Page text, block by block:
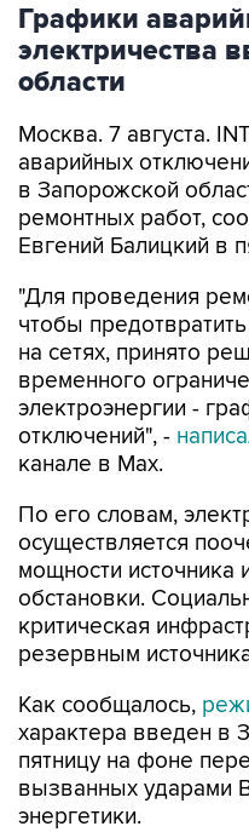
Графики
электричества
области
Москва. 7 августа.
аварийных
в Запорожской
ремонтных работ,
Евгений Балицкий в
"Для проведения
чтобы
на сетях, принято
временного
электроэнергии -
отключений", -
канале в Max.
По его словам,
осуществляется
мощности источника
обстановки.
критическая
резервным
Как сообщалось,
характера введен в
пятницу на фоне
вызванных ударами
энергетики.